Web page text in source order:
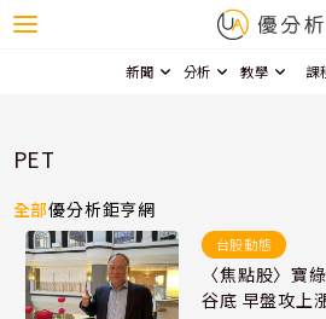
新聞 分析 教學 課
PET
全部優分析鉅亨網
台股動態
〈焦點股〉寶
谷底 早盤攻上